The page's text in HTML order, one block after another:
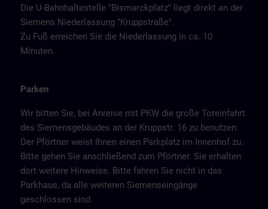
Die U-Bahnhaltestelle "Bismarckplatz" liegt direkt an der
Siemens Niederlassung "Kruppstraße".
Zu Fuß erreichen Sie die Niederlassung in ca. 10
Minuten.
Parken
Wir bitten Sie, bei Anreise mit PKW die große Toreinfahrt
des Siemensgebäudes an der Kruppstr. 16 zu benutzen.
Der Pförtner weist Ihnen einen Parkplatz im Innenhof zu.
Bitte gehen Sie anschließend zum Pförtner. Sie erhalten
dort weitere Hinweise. Bitte fahren Sie nicht in das
Parkhaus, da alle weiteren Siemenseingänge
geschlossen sind.